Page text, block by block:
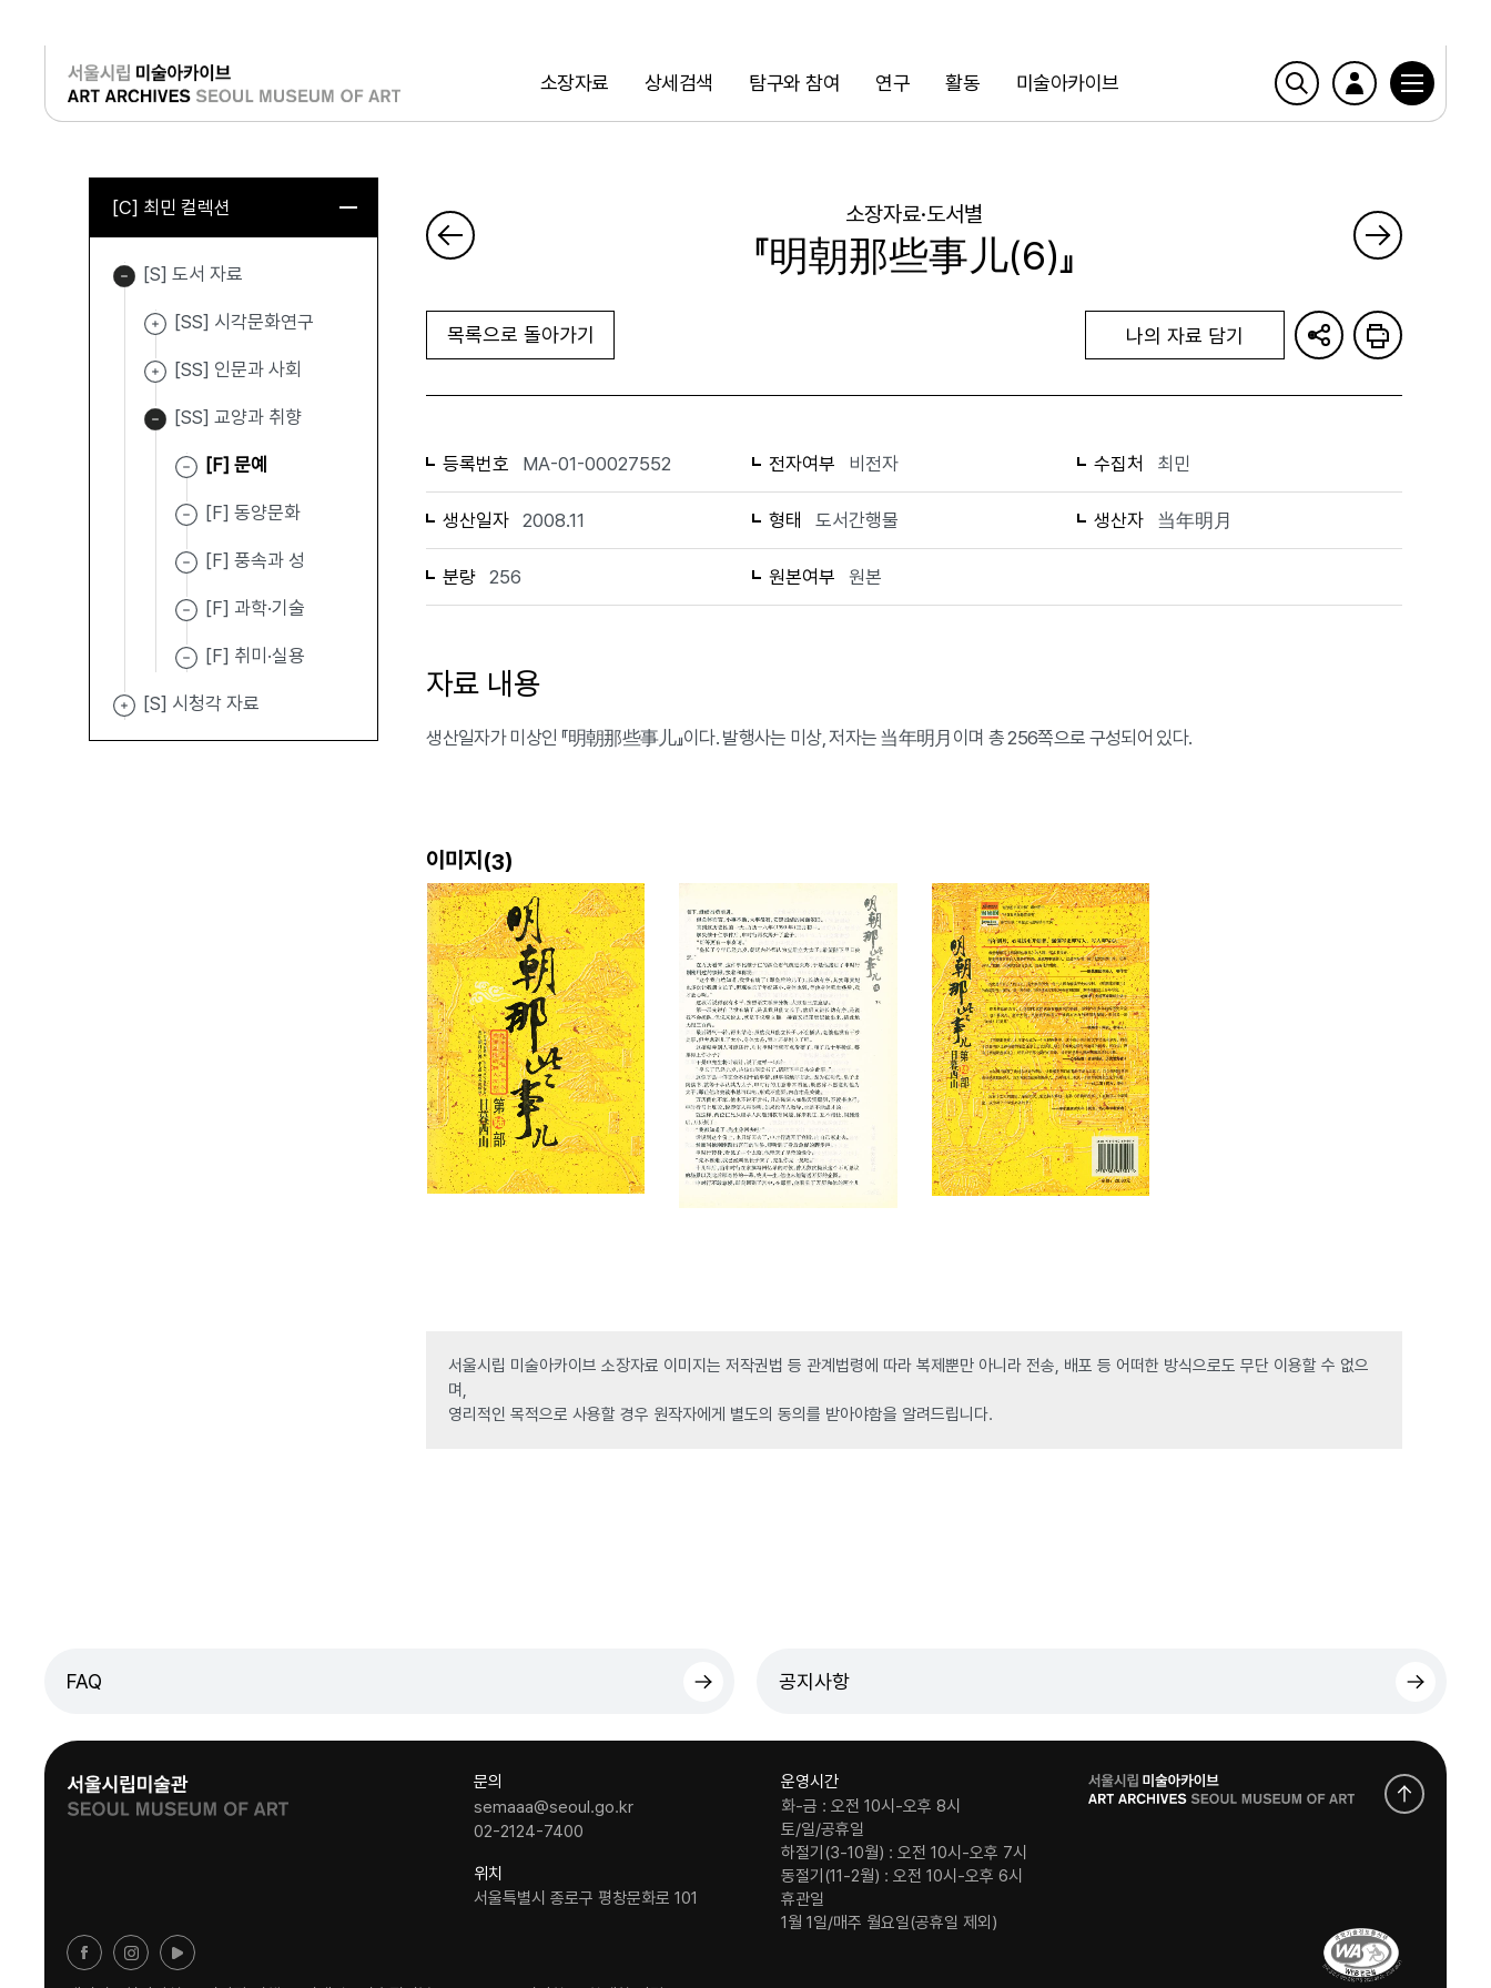
소장자료 상세검색 탐구와 참여 연구 활동 미술아카이브
검색
로그인
[C] 최민 컬렉션
[S] 도서 자료
[SS] 시각문화연구
[SS] 인문과 사회
[SS] 교양과 취향
[F] 문예
[F] 동양문화
[F] 풍속과 성
[F] 과학·기술
[F] 취미·실용
[S] 시청각 자료
소장자료·도서별
『明朝那些事儿(6)』
목록으로 돌아가기 나의 자료 담기
등록번호 MA-01-00027552 전자여부 비전자 수집처 최민
생산일자 2008.11 형태 도서간행물 생산자 当年明月
분량 256 원본여부 원본
자료 내용
생산일자가 미상인 『明朝那些事儿』이다. 발행사는 미상, 저자는 当年明月이며 총 256쪽으로 구성되어 있다.
이미지(3)
서울시립 미술아카이브 소장자료 이미지는 저작권법 등 관계법령에 따라 복제뿐만 아니라 전송, 배포 등 어떠한 방식으로도 무단 이용할 수 없으
며,
영리적인 목적으로 사용할 경우 원작자에게 별도의 동의를 받아야함을 알려드립니다.
FAQ 공지사항
문의
semaaa@seoul.go.kr
02-2124-7400
위치
서울특별시 종로구 평창문화로 101
운영시간
화-금 : 오전 10시-오후 8시
토/일/공휴일
하절기(3-10월) : 오전 10시-오후 7시
동절기(11-2월) : 오전 10시-오후 6시
휴관일
1월 1일/매주 월요일(공휴일 제외)
로
고